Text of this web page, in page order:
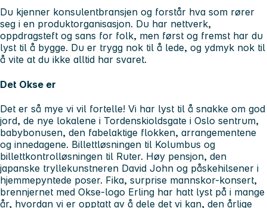
Du kjenner konsulentbransjen og forstår hva som rører
seg i en produktorganisasjon. Du har nettverk,
oppdragsteft og sans for folk, men først og fremst har du
lyst til å bygge. Du er trygg nok til å lede, og ydmyk nok til
å vite at du ikke alltid har svaret.
Det Okse er
Det er så mye vi vil fortelle! Vi har lyst til å snakke om god
jord, de nye lokalene i Tordenskioldsgate i Oslo sentrum,
babybonusen, den fabelaktige flokken, arrangementene
og innedagene. Billettløsningen til Kolumbus og
billettkontrolløsningen til Ruter. Høy pensjon, den
japanske tryllekunstneren David John og påskehilsener i
hjemmepyntede poser. Fika, surprise mannskor-konsert,
brennjernet med Okse-logo Erling har hatt lyst på i mange
år, hvordan vi er opptatt av å dele det vi kan, den årlige